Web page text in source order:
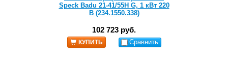
Speck Badu 21-41/55H G, 1 кВт 220
В (234.1550.338)
102 723 руб.
КУПИТЬ Сравнить